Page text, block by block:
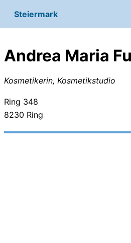
Steiermark
Andrea Maria
Kosmetikerin, Kosmetikstudio
Ring 348
8230 Ring